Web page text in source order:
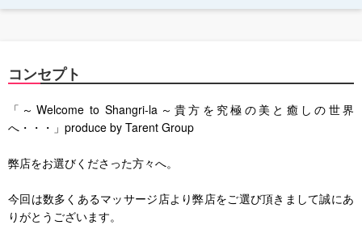
コンセプト
「～Welcome to Shangri-la～貴方を究極の美と癒しの世界
へ・・・」produce by Tarent Group
弊店をお選びくださった方々へ。
今回は数多くあるマッサージ店より弊店をご選び頂きまして誠にあ
りがとうございます。